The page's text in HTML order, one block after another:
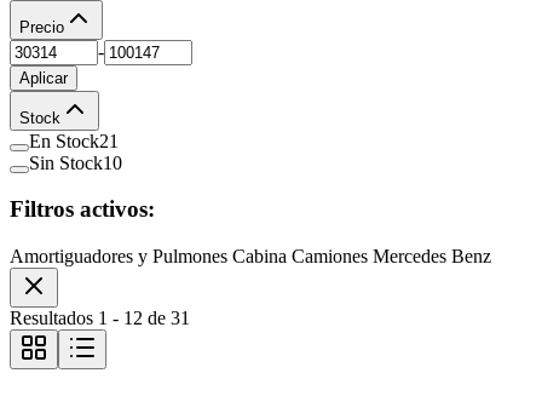
Precio
-
Aplicar
Stock
En Stock21
Sin Stock10
Filtros activos:
Amortiguadores y Pulmones Cabina Camiones Mercedes Benz
Resultados 1 - 12 de 31